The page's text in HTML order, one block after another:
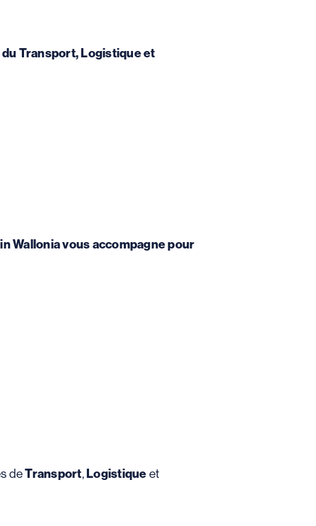
Transport, Logistique et
Wallonia vous accompagne pour
deTransport,Logistiqueet